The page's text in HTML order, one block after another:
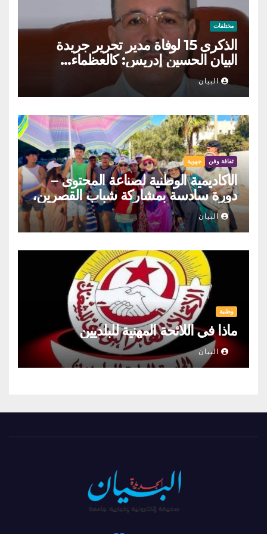
مختلفات
الذكرى 15 لوفاة مدير تحرير جريدة
البيان الحسين إدريس: كالعظماء…
عاش شامخا ورحل واقفا
البيان
ثقافة وفن جهوية
الأكاديمية الوطنية لصناعة المحتوى –
دورة سادسة بمشاركة شباب القصرين،
المنستير والمهدية
البيان
وطنية
ماذا في اللائحة المهنية للبلديين
البيان